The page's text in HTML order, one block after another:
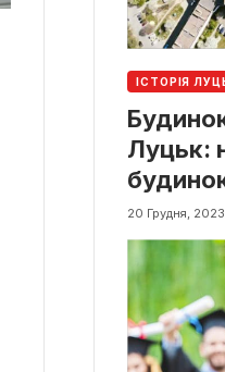
ІСТОРІЯ
Луцьк:
20 Грудня, 2023